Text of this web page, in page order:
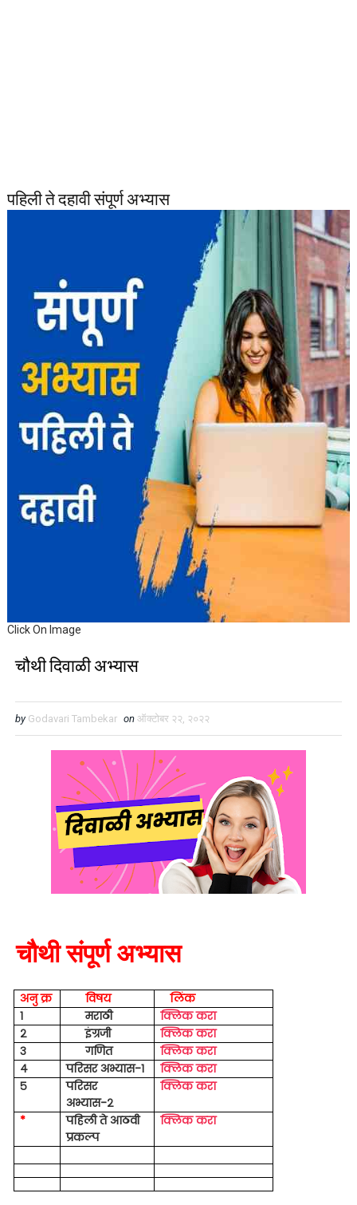
पहिली ते दहावी संपूर्ण अभ्यास
Click On Image
चौथी दिवाळी अभ्यास
by Godavari Tambekar on ऑक्टोबर २२, २०२२
चौथी संपूर्ण अभ्यास
अनु क्र विषय
लिंक
१
मराठी
क्लिक करा
२
इंग्रजी
क्लिक करा
३
गणित
क्लिक करा
४
परिसर अभ्यास-१
क्लिक करा
५
परिसर
अभ्यास-२
क्लिक करा
*
पहिली ते आठवी
प्रकल्प
क्लिक करा